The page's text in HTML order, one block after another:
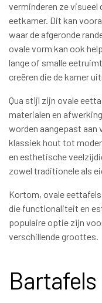
verminderen ze visueel
eetkamer. Dit kan
waar de afgeronde
ovale vorm kan ook
lange of smalle
creëren die de kamer
Qua stijl zijn ovale
materialen en
worden aangepast aan
klassiek hout tot
en esthetische
zowel traditionele als
Kortom, ovale
die functionaliteit en
populaire optie zijn
verschillende groottes.
Bartafels